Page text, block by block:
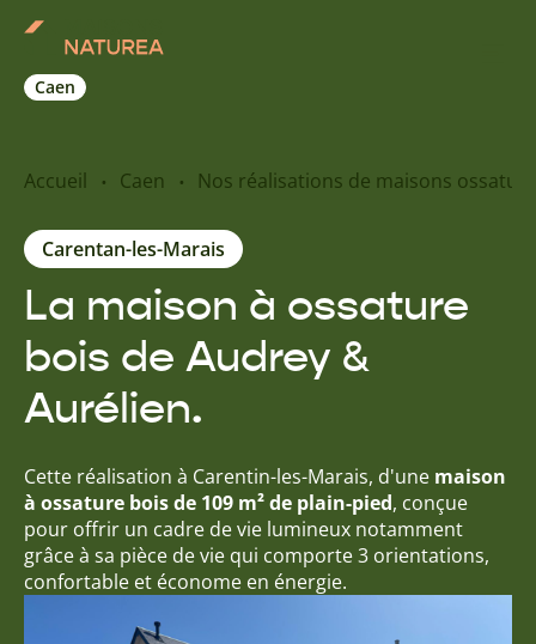
Caen
Nos offres
Accueil Caen Nos réalisations de maisons
La maison à ossature
bois de Audrey &
Aurélien.
Carentan-les-Marais
Cette réalisation à Carentin-les-Marais, d'une maison
à ossature bois de 109 m² de plain-pied, conçue
pour offrir un cadre de vie lumineux notamment
grâce à sa pièce de vie qui comporte 3 orientations,
confortable et économe en énergie.